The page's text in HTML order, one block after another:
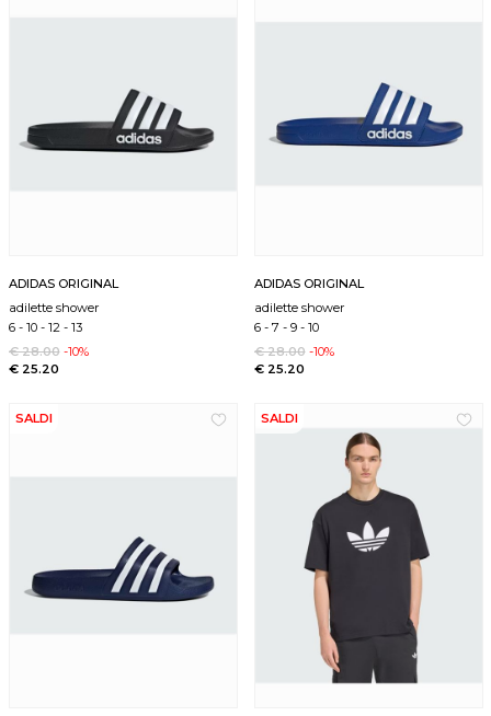
ADIDAS ORIGINAL
adilette shower
6 -10 -12 -13
€ 28.00 -10%
€ 25.20
ADIDAS ORIGINAL
adilette shower
6 -7 -9 -10
€ 28.00 -10%
€ 25.20
SALDI SALDI